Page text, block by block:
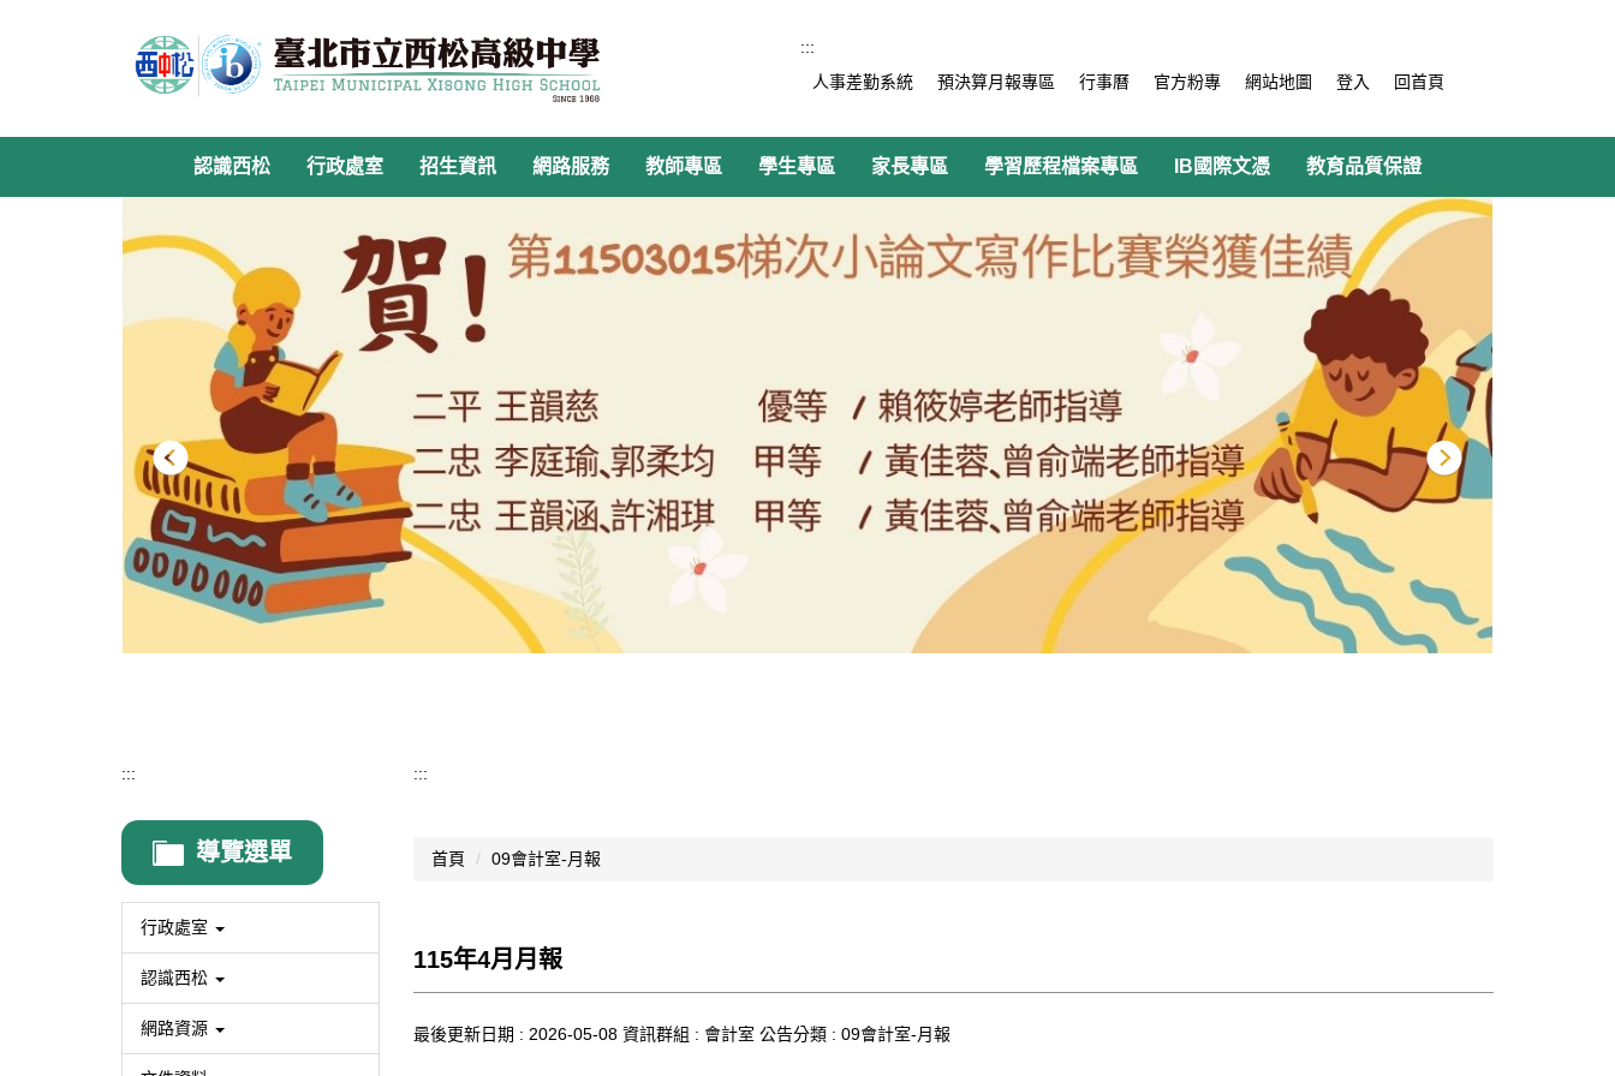
容
:::
人事差勤系統
預決算月報專區 行事曆 官方粉專 網站地圖 登入 回首頁
認識西松 行政處室 招生資訊 網路服務 教師專區 學生專區 家長專區 學習歷程檔案專區 IB國際文憑 教育品質保證
:::
導覽選單
行政處室
認識西松
網路資源
:::
首頁 09會計室-月報
115年4月月報
最後更新日期 : 2026-05-08 資訊群組 : 會計室 公告分類 : 09會計室-月報